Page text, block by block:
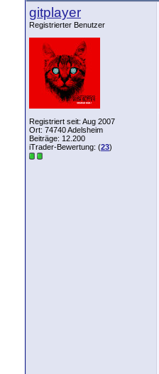
gitplayer
Registrierter Benutzer
Registriert seit: Aug 2007
Ort: 74740 Adelsheim
Beiträge: 12.200
iTrader-Bewertung: (23)